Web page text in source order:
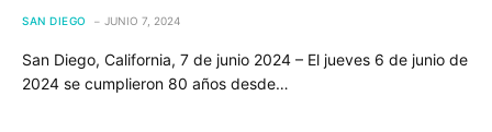
SAN DIEGO JUNIO 7, 2024
San Diego, California, 7 de junio 2024 – El jueves 6 de junio de
2024 se cumplieron 80 años desde…